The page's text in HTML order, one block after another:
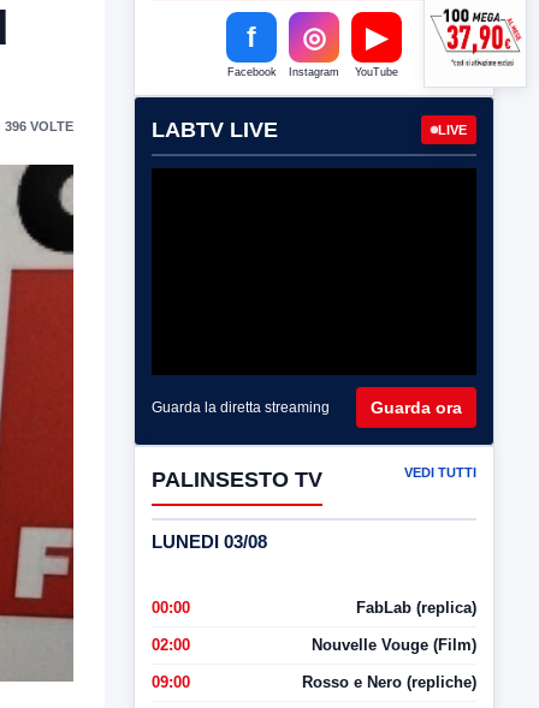
VOLTE
f
Facebook
◎
Instagram
▶
YouTube
LABTV LIVE LIVE
Guarda la diretta streaming Guarda ora
PALINSESTO TV VEDI TUTTI
LUNEDI 03/08
00:00 FabLab (replica)
02:00 Nouvelle Vouge (Film)
09:00 Rosso e Nero (repliche)